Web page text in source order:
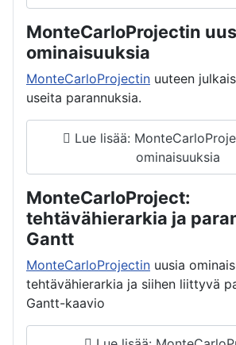
MonteCarloProjectin
ominaisuuksia
MonteCarloProjectin uuteen
useita parannuksia.
Lue lisää:
ominaisuuksia
MonteCarloProject:
tehtävähierarkia ja
Gantt
MonteCarloProjectin uusia
tehtävähierarkia ja siihen liittyvä
Gantt-kaavio